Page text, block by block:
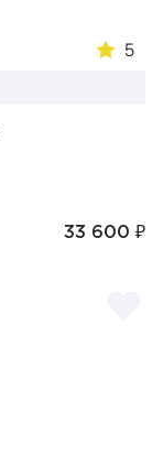
5
33 600 ₽